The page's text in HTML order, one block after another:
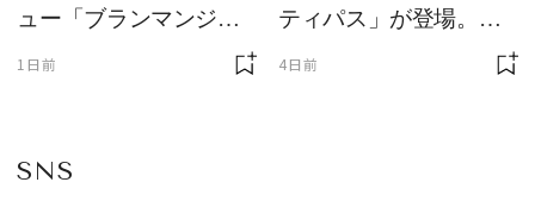
ュー「ブランマンジ
ェ」「ダックワーズ」
1日前
ティパス」が登場。ミ
ニサイズもラインナッ
4日前
SNS